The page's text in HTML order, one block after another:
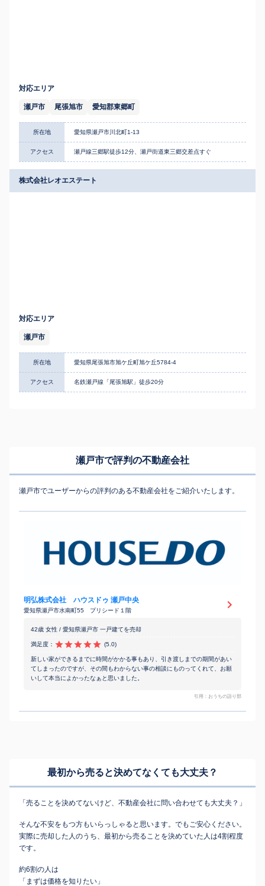
対応エリア
瀬戸市 尾張旭市 愛知郡東郷町
所在地 愛知県瀬戸市川北町1-13
アクセス 瀬戸線三郷駅徒歩12分、瀬戸街道東三郷交差点すぐ
株式会社レオエステート
対応エリア
瀬戸市
所在地 愛知県尾張旭市旭ケ丘町旭ケ丘5784-4
アクセス 名鉄瀬戸線「尾張旭駅」徒歩20分
瀬戸市で評判の不動産会社
瀬戸市でユーザーからの評判のある不動産会社をご紹介いたします。
明弘株式会社 ハウスドゥ 瀬戸中央
愛知県瀬戸市水南町55 プリシード１階
42歳 女性 / 愛知県瀬戸市 一戸建てを売却
満足度： (5.0)
新しい家ができるまでに時間がかかる事もあり、引き渡しまでの期間があい
てしまったのですが、その間もわからない事の相談にものってくれて、お願
いして本当によかったなぁと思いました。
引用：おうちの語り部
最初から売ると決めてなくても大丈夫？
「売ることを決めてないけど、不動産会社に問い合わせても大丈夫？」
そんな不安をもつ方もいらっしゃると思います。でもご安心ください。
実際に売却した人のうち、最初から売ることを決めていた人は4割程度
です。
約6割の人は
「まずは価格を知りたい」